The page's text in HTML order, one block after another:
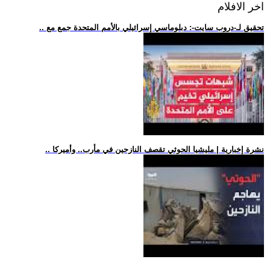
اخر الافلام
.. تحقيق لـ-دروب سايت-: دبلوماسي إسرائيلي بالأمم المتحدة جمع مع
.. نشرة إخبارية | مليشيا الحوثي تقصف النازحين في مأرب.. وأميركا